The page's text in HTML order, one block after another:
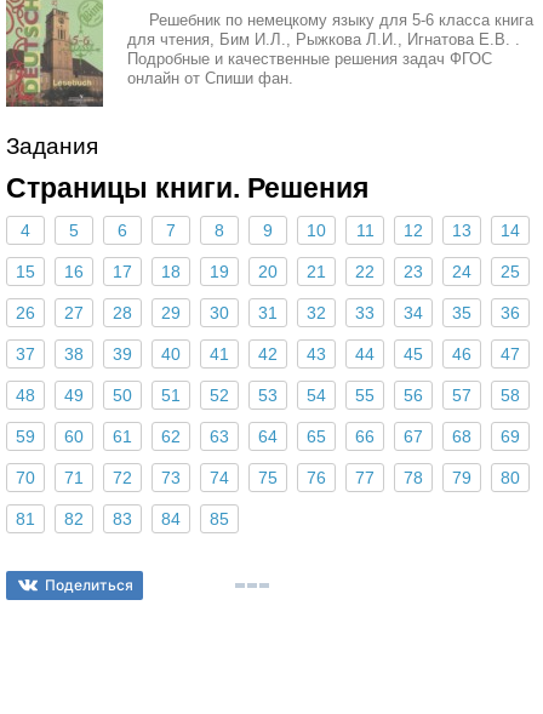
Решебник по немецкому языку для 5‐6 класса книга
для чтения, Бим И.Л., Рыжкова Л.И., Игнатова Е.В. .
Подробные и качественные решения задач ФГОС
онлайн от Спиши фан.
Задания
Страницы книги. Решения
4 5 6 7 8 9 10 11 12 13 14
15 16 17 18 19 20 21 22 23 24 25
26 27 28 29 30 31 32 33 34 35 36
37 38 39 40 41 42 43 44 45 46 47
48 49 50 51 52 53 54 55 56 57 58
59 60 61 62 63 64 65 66 67 68 69
70 71 72 73 74 75 76 77 78 79 80
81 82 83 84 85
Поделиться